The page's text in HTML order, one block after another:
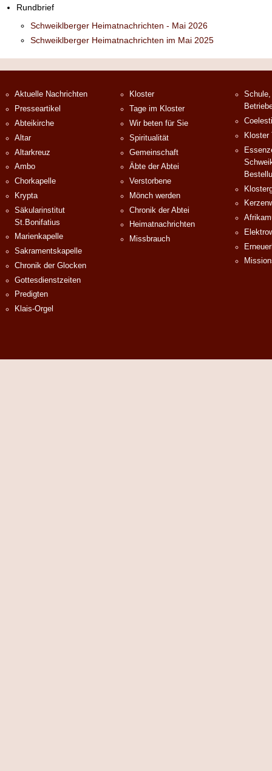
Rundbrief
Schweiklberger Heimatnachrichten - Mai 2026
Schweiklberger Heimatnachrichten im Mai 2025
Aktuelle Nachrichten
Presseartikel
Abteikirche
Altar
Altarkreuz
Ambo
Chorkapelle
Krypta
Säkularinstitut
St.Bonifatius
Marienkapelle
Sakramentskapelle
Chronik der Glocken
Gottesdienstzeiten
Predigten
Klais-Orgel
Kloster
Tage im Kloster
Wir beten für Sie
Spiritualität
Gemeinschaft
Äbte der Abtei
Verstorbene
Mönch werden
Chronik der Abtei
Heimatnachrichten
Missbrauch
Kloster